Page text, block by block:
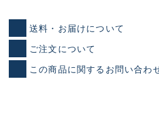
送料・お届けについて
ご注文について
この商品に関するお問い合わ